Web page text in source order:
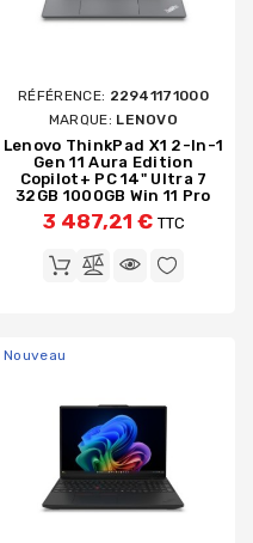
RÉFÉRENCE: 22941171000
MARQUE: LENOVO
Lenovo ThinkPad X1 2-In-1
Gen 11 Aura Edition
Copilot+ PC 14" Ultra 7
32GB 1000GB Win 11 Pro
3 487,21 € TTC
Nouveau